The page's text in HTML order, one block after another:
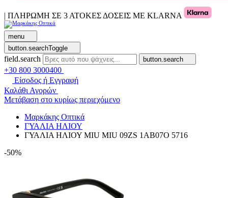
| ΠΛΗΡΩΜΗ ΣΕ 3 ΑΤΟΚΕΣ ΔΟΣΕΙΣ ΜΕ KLARNA
menu
button.searchToggle
field.search button.search
+30 800 3000400
Είσοδος ή Εγγραφή
Καλάθι Αγορών
Μετάβαση στο κυρίως περιεχόμενο
Μαρκάκης Οπτικά
ΓΥΑΛΙΑ ΗΛΙΟΥ
ΓΥΑΛΙΑ ΗΛΙΟΥ MIU MIU 09ZS 1AB07O 5716
-50%